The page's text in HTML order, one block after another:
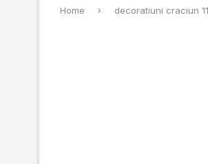
Home decoratiuni craciun